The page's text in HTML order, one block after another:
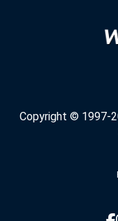
Copyright © 1997-